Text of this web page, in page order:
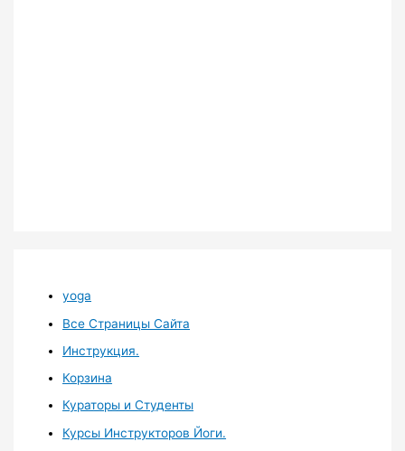
yoga
Все Страницы Сайта
Инструкция.
Корзина
Кураторы и Студенты
Курсы Инструкторов Йоги.